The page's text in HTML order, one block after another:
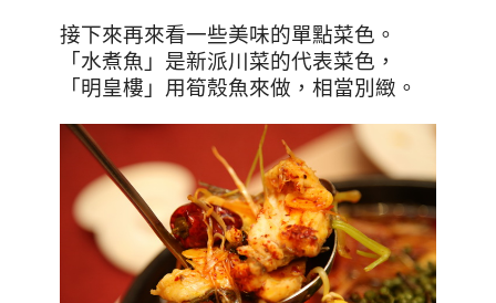
接下來再來看一些美味的單點菜色。
「水煮魚」是新派川菜的代表菜色，
「明皇樓」用筍殼魚來做，相當別緻。